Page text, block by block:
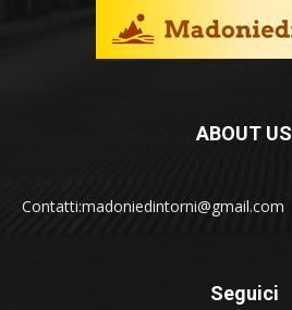
ABOUT US
Contatti:madoniedintorni@gmail.com
Seguici